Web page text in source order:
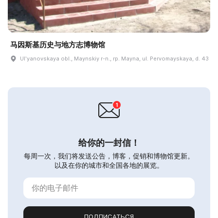
马因斯基历史与地方志博物馆
Ulʹyanovskaya obl., Maynskiy r-n., rp. Mayna, ul. Pervomayskaya, d. 43
给你的一封信！
每周一次，我们将发送公告，博客，促销和博物馆更新。
以及在你的城市和全国各地的展览。
ПОДПИСАТЬСЯ